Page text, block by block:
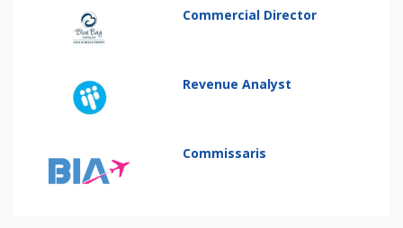
Commercial Director
Revenue Analyst
Commissaris